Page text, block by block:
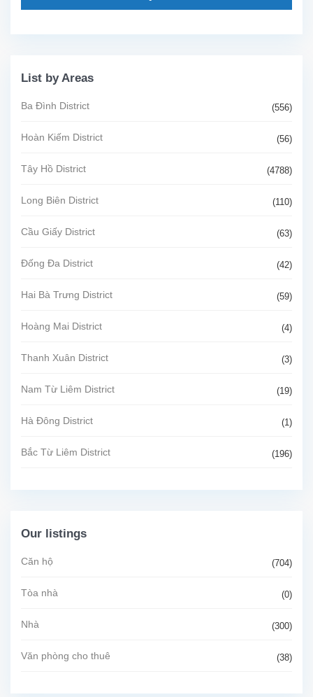
List by Areas
Ba Đình District (556)
Hoàn Kiếm District (56)
Tây Hồ District (4788)
Long Biên District (110)
Cầu Giấy District (63)
Đống Đa District (42)
Hai Bà Trưng District (59)
Hoàng Mai District (4)
Thanh Xuân District (3)
Nam Từ Liêm District (19)
Hà Đông District (1)
Bắc Từ Liêm District (196)
Our listings
Căn hộ (704)
Tòa nhà (0)
Nhà (300)
Văn phòng cho thuê (38)